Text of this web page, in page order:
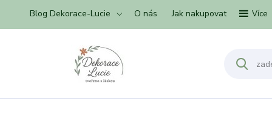
Blog Dekorace-Lucie O nás Jak nakupovat Více